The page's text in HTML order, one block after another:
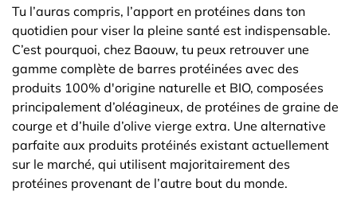
Tu l’auras compris, l’apport en protéines dans ton
quotidien pour viser la pleine santé est indispensable.
C’est pourquoi, chez Baouw, tu peux retrouver une
gamme complète de barres protéinées avec des
produits 100% d'origine naturelle et BIO, composées
principalement d’oléagineux, de protéines de graine de
courge et d’huile d’olive vierge extra. Une alternative
parfaite aux produits protéinés existant actuellement
sur le marché, qui utilisent majoritairement des
protéines provenant de l’autre bout du monde.